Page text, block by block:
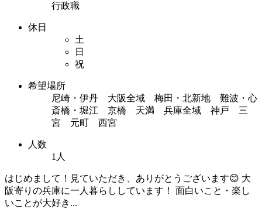
行政職
休日
土
日
祝
希望場所
尼崎・伊丹 大阪全域 梅田・北新地 難波・心
斎橋・堀江 京橋 天満 兵庫全域 神戸 三
宮 元町 西宮
人数
1人
はじめまして！見ていただき、ありがとうございます😊 大
阪寄りの兵庫に一人暮らししています！ 面白いこと・楽し
いことが大好き...